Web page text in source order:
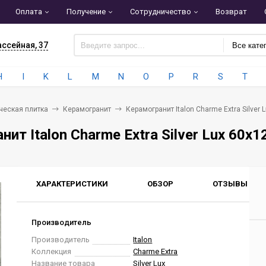
Оплата Получение Сотрудничество Возврат
37 Все
I K L M N O P R S T
плитка Керамогранит Керамогранит Italon Charme Extra Silver
Italon Charme Extra Silver Lux
ХАРАКТЕРИСТИКИ ОБЗОР ОТЗЫВЫ
Производитель
Производитель
Italon
Коллекция
Charme Extra
Название товара
Silver Lux